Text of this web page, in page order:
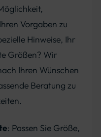
Vorgaben zu
Hinweise, Ihr
Größen? Wir
Ihren Wünschen
Beratung zu
: Passen Sie Größe,